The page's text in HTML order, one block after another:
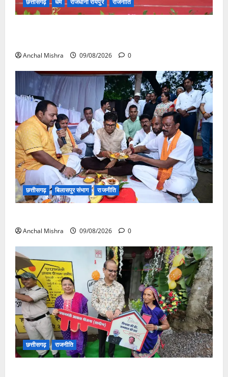
Anchal Mishra 09/08/2026 0
छत्तीसगढ़ बिलासपुर संभाग राजनीति
Anchal Mishra 09/08/2026 0
छत्तीसगढ़ राजनीति